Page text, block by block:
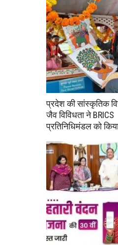
प्रदेश की सांस्कृतिक
जैव विविधता ने BRICS
प्रतिनिधिमंडल को